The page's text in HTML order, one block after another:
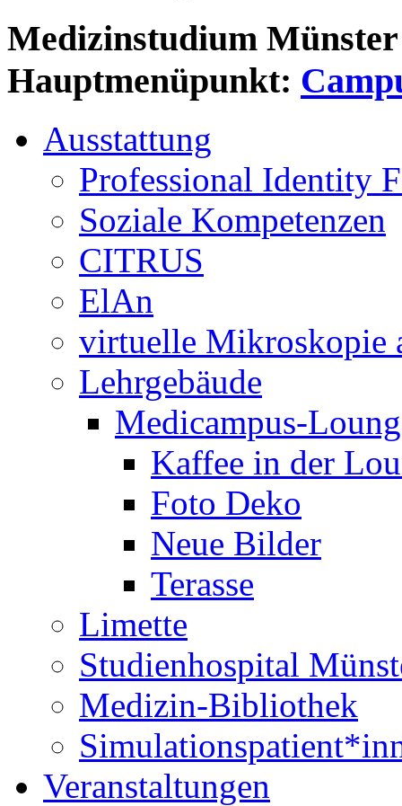
Medizinstudium
Hauptmenüpunkt:
Ausstattung
Professional Identity
Soziale Kompetenzen
CITRUS
ElAn
virtuelle Mikroskopie
Lehrgebäude
Medicampus-
Kaffee in der
Foto Deko
Neue Bilder
Terasse
Limette
Studienhospital
Medizin-Bibliothek
Veranstaltungen